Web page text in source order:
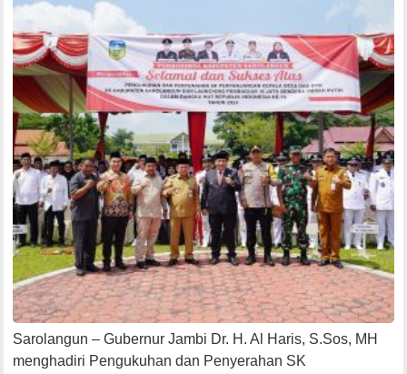
Sarolangun – Gubernur Jambi Dr. H. Al Haris, S.Sos, MH
menghadiri Pengukuhan dan Penyerahan SK